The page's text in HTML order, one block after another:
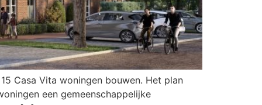
Casa Vita woningen bouwen. Het plan
een gemeenschappelijke